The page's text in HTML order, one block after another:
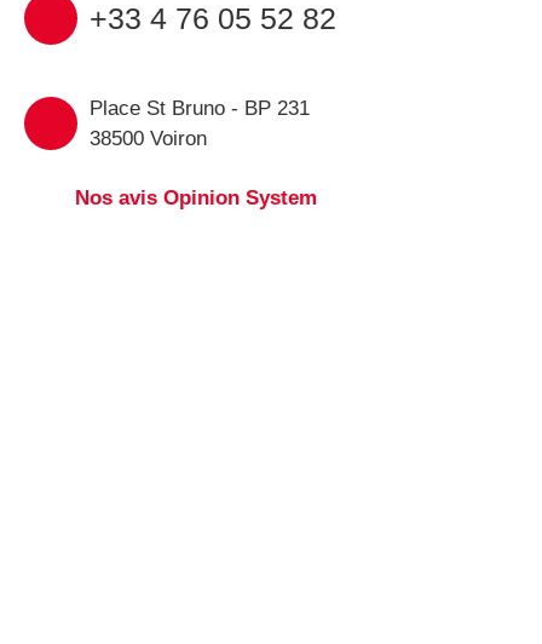
+33 4 76 05 52 82
Place St Bruno - BP 231
38500 Voiron
Nos avis Opinion System